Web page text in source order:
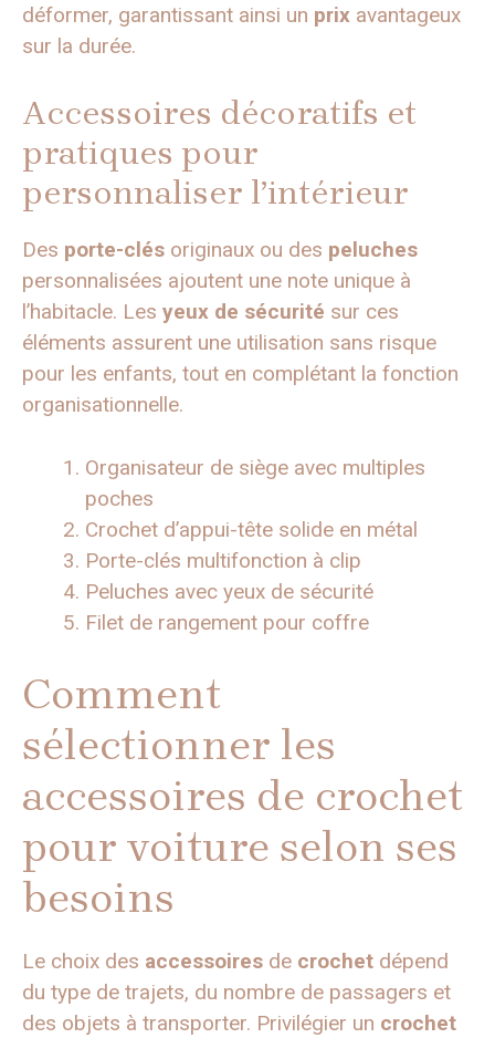
déformer, garantissant ainsi un prix avantageux
sur la durée.
Accessoires décoratifs et
pratiques pour
personnaliser l’intérieur
Des porte-clés originaux ou des peluches
personnalisées ajoutent une note unique à
l’habitacle. Les yeux de sécurité sur ces
éléments assurent une utilisation sans risque
pour les enfants, tout en complétant la fonction
organisationnelle.
Organisateur de siège avec multiples
poches
Crochet d’appui-tête solide en métal
Porte-clés multifonction à clip
Peluches avec yeux de sécurité
Filet de rangement pour coffre
Comment
sélectionner les
accessoires de crochet
pour voiture selon ses
besoins
Le choix des accessoires de crochet dépend
du type de trajets, du nombre de passagers et
des objets à transporter. Privilégier un crochet